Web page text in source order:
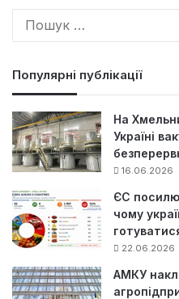
Популярні публікації
На
Україні
16.06.2026
ЄС
чому
22.06.2026
АМКУ